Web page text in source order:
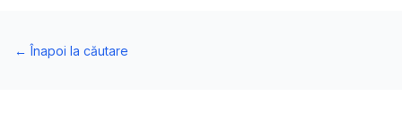
←Înapoi la căutare